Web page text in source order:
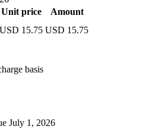
Unit price
Amount
USD 15.75 USD 15.75
basis
July 1, 2026